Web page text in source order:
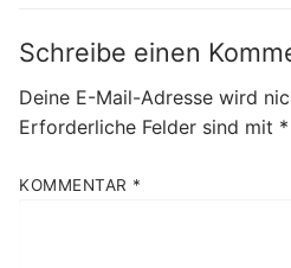
Schreibe einen
Deine E-Mail-Adresse wird
Erforderliche Felder sind mit *
KOMMENTAR *